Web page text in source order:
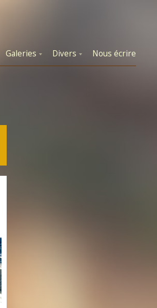
Galeries Divers Nous écrire